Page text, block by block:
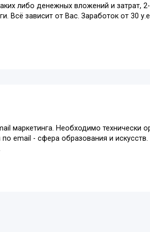
либо денежных вложений и затрат,
Всё зависит от Вас. Заработок от 30
маркетинга. Необходимо технически
email - сфера образования и